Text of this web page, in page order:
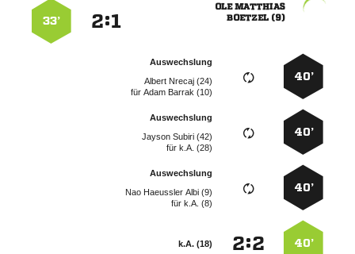
 
 
:
33’
40’
Auswechslung
  
für  
40’
Auswechslung
  
fürk.A. (28)
40’
Auswechslung
   
fürk.A. (8)
40’
:
k.A. (18)